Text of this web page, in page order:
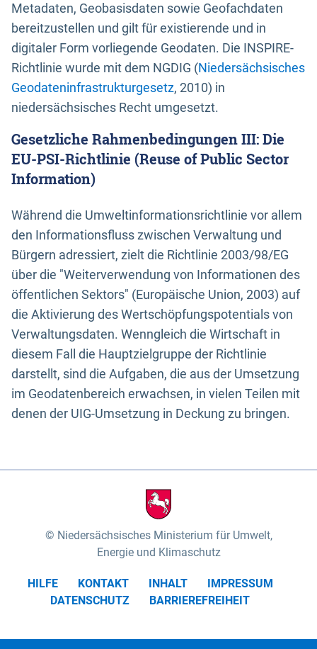
Metadaten, Geobasisdaten sowie Geofachdaten
bereitzustellen und gilt für existierende und in
digitaler Form vorliegende Geodaten. Die INSPIRE-
Richtlinie wurde mit dem NGDIG (Niedersächsisches
Geodateninfrastrukturgesetz, 2010) in
niedersächsisches Recht umgesetzt.
Gesetzliche Rahmenbedingungen III: Die
EU-PSI-Richtlinie (Reuse of Public Sector
Information)
Während die Umweltinformationsrichtlinie vor allem
den Informationsfluss zwischen Verwaltung und
Bürgern adressiert, zielt die Richtlinie 2003/98/EG
über die "Weiterverwendung von Informationen des
öffentlichen Sektors" (Europäische Union, 2003) auf
die Aktivierung des Wertschöpfungspotentials von
Verwaltungsdaten. Wenngleich die Wirtschaft in
diesem Fall die Hauptzielgruppe der Richtlinie
darstellt, sind die Aufgaben, die aus der Umsetzung
im Geodatenbereich erwachsen, in vielen Teilen mit
denen der UIG-Umsetzung in Deckung zu bringen.
Niedersächsisches Ministerium für Umwelt,
Energie und Klimaschutz
HILFE KONTAKT INHALT
IMPRESSUM
DATENSCHUTZ
BARRIEREFREIHEIT